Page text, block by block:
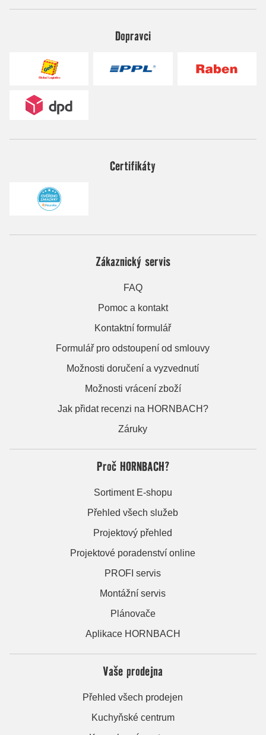
Dopravci
Certifikáty
Zákaznický servis
FAQ
Pomoc a kontakt
Kontaktní formulář
Formulář pro odstoupení od smlouvy
Možnosti doručení a vyzvednutí
Možnosti vrácení zboží
Jak přidat recenzi na HORNBACH?
Záruky
Proč HORNBACH?
Sortiment E-shopu
Přehled všech služeb
Projektový přehled
Projektové poradenství online
PROFI servis
Montážní servis
Plánovače
Aplikace HORNBACH
Vaše prodejna
Přehled všech prodejen
Kuchyňské centrum